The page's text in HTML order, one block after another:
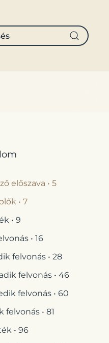
előszava • 5
• 7
• 9
• 16
felvonás • 28
felvonás • 46
felvonás • 60
felvonás • 81
• 96